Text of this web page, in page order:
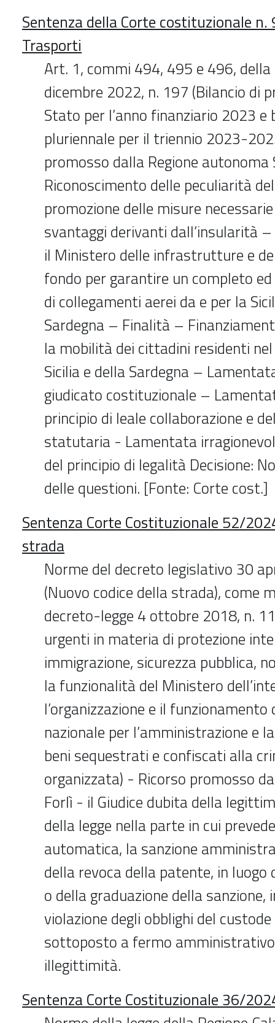
Sentenza della Corte costituzionale
Trasporti
Art. 1, commi 494, 495 e 496, della
dicembre 2022, n. 197 (Bilancio di
Stato per l’anno finanziario 2023 e
pluriennale per il triennio 2023-
promosso dalla Regione autonoma
Riconoscimento delle peculiarità
promozione delle misure
svantaggi derivanti dall’insularità
il Ministero delle infrastrutture e
fondo per garantire un completo
di collegamenti aerei da e per la
Sardegna – Finalità –
la mobilità dei cittadini residenti
Sicilia e della Sardegna –
giudicato costituzionale –
principio di leale collaborazione e
statutaria - Lamentata
del principio di legalità Decisione:
delle questioni. [Fonte: Corte cost.]
Sentenza Corte Costituzionale 52/
strada
Norme del decreto legislativo 30
(Nuovo codice della strada), come
decreto-legge 4 ottobre 2018, n.
urgenti in materia di protezione
immigrazione, sicurezza pubblica,
la funzionalità del Ministero
l’organizzazione e il funzionamento
nazionale per l’amministrazione e
beni sequestrati e confiscati alla
organizzata) - Ricorso promosso
Forlì - il Giudice dubita della
della legge nella parte in cui
automatica, la sanzione
della revoca della patente, in luogo
o della graduazione della sanzione,
violazione degli obblighi del
sottoposto a fermo
illegittimità.
Sentenza Corte Costituzionale 36/